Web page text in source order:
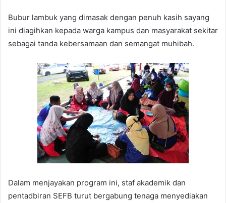
Bubur lambuk yang dimasak dengan penuh kasih sayang
ini diagihkan kepada warga kampus dan masyarakat sekitar
sebagai tanda kebersamaan dan semangat muhibah.
Dalam menjayakan program ini, staf akademik dan
pentadbiran SEFB turut bergabung tenaga menyediakan